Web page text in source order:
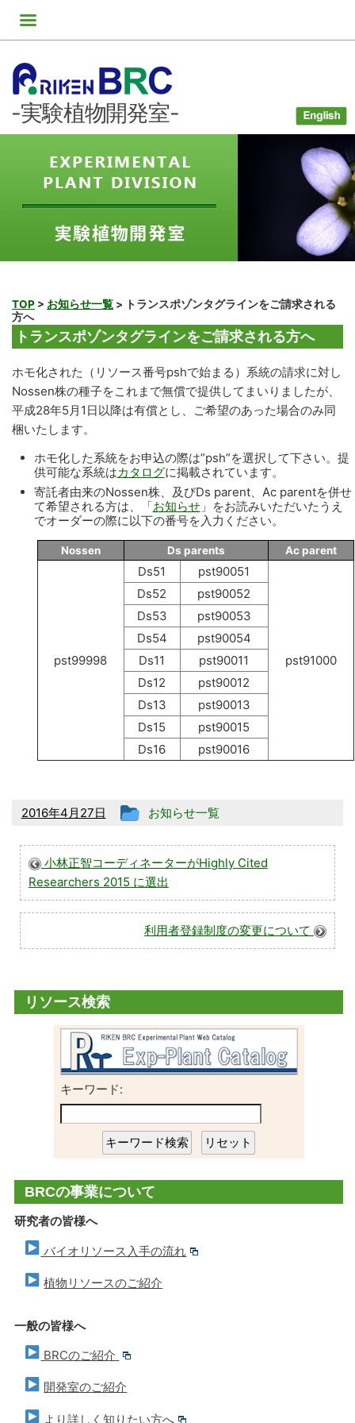
へ
ッ
プ
-実験植物開発室-
TOP > お知らせ一覧 > トランスポゾンタグラインをご請求される
方へ
トランスポゾンタグラインをご請求される方へ
ホモ化された（リソース番号pshで始まる）系統の請求に対し
Nossen株の種子をこれまで無償で提供してまいりましたが、
平成28年5月1日以降は有償とし、ご希望のあった場合のみ同
梱いたします。
ホモ化した系統をお申込の際は”psh”を選択して下さい。提
供可能な系統はカタログに掲載されています。
寄託者由来のNossen株、及びDs parent、Ac parentを併せ
て希望される方は、「お知らせ」をお読みいただいたうえ
でオーダーの際に以下の番号を入力ください。
Nossen Ds parents Ac parent
pst99998
Ds51 pst90051
pst91000
Ds52
pst90052
Ds53
pst90053
Ds54
pst90054
Ds11
pst90011
Ds12
pst90012
Ds13
pst90013
Ds15
pst90015
Ds16
pst90016
2016年4月27日
投
グ
ル
ー
プ
お知らせ一覧
小林正智コーディネーターがHighly Cited
Researchers 2015 に選出
利用者登録制度の変更について
リソース検索
キーワード:
BRCの事業について
研究者の皆様へ
バイオリソース入手の流れ
植物リソースのご紹介
一般の皆様へ
BRCのご紹介
開発室のご紹介
より詳しく知りたい方へ